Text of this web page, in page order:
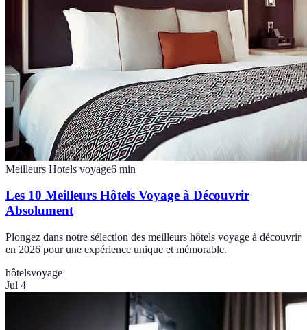
Meilleurs Hotels voyage6 min
Les 10 Meilleurs Hôtels Voyage à Découvrir
Absolument
Plongez dans notre sélection des meilleurs hôtels voyage à découvrir
en 2026 pour une expérience unique et mémorable.
hôtelsvoyage
Jul 4